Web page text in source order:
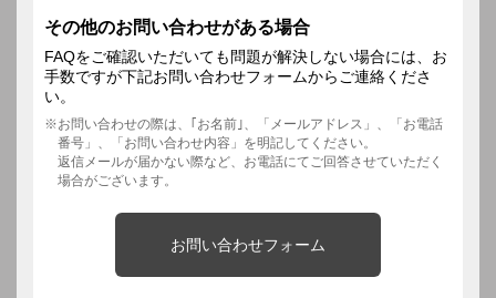
その他のお問い合わせがある場合
FAQをご確認いただいても問題が解決しない場合には、お
手数ですが下記お問い合わせフォームからご連絡くださ
い。
お問い合わせの際は、｢お名前｣、「メールアドレス」、「お電話
番号」、「お問い合わせ内容」を明記してください。
返信メールが届かない際など、お電話にてご回答させていただく
場合がございます。
お問い合わせフォーム